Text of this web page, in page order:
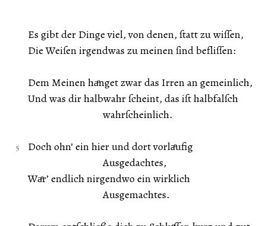
Es gibt der Dinge viel, von denen, ſtatt zu wiſſen,
Die Weiſen irgendwas zu meinen ſind befliſſen:
Dem Meinen haͤnget zwar das Irren an gemeinlich,
Und was dir halbwahr ſcheint, das iſt halbfalſch
wahrſcheinlich.
Doch ohn’ ein hier und dort vorlaͤufig
Ausgedachtes,
Waͤr’ endlich nirgendwo ein wirklich
Ausgemachtes.